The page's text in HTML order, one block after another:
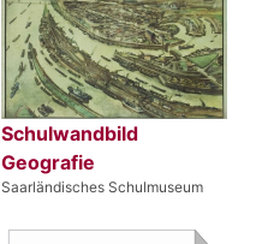
Schulwandbild
Geografie
Saarländisches Schulmuseum